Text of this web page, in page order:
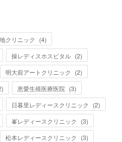
クリニック (4)
操レディスホスピタル (2)
明大前アートクリニック (2)
) 恵愛生殖医療医院 (3)
日暮里レディースクリニック (2)
峯レディースクリニック (3)
松本レディースクリニック (3)